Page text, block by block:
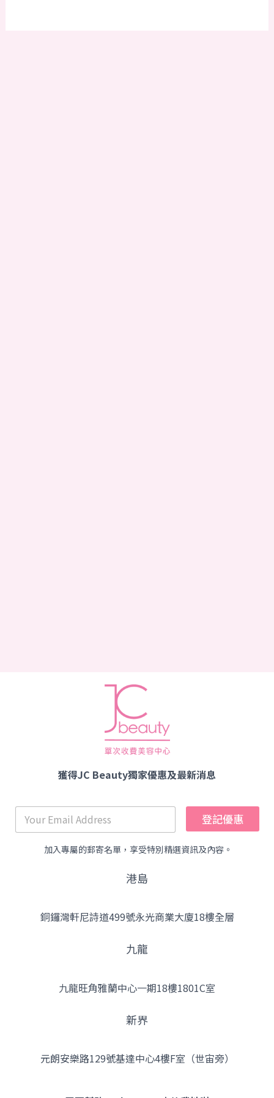
獲得JC Beauty獨家優惠及最新消息
登記優惠
加入專屬的郵寄名單，享受特別精選資訊及內容。
港島
銅鑼灣軒尼詩道499號永光商業大廈18樓全層
九龍
九龍旺角雅蘭中心一期18樓1801C室
新界
元朗安樂路129號基達中心4樓F室（世宙旁）